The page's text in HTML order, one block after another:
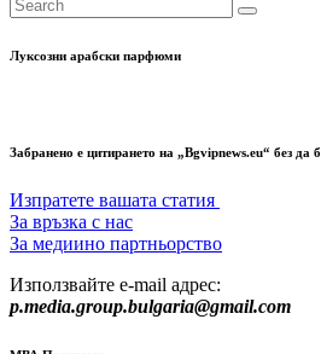
Луксозни арабски парфюми
Забранено е цитирането на „Bgvipnews.eu“ без да
Изпратете вашата статия
За връзка с нас
За медиино партньорство
Използвайте e-mail адрес:
p.media.group.bulgaria@gmail.com